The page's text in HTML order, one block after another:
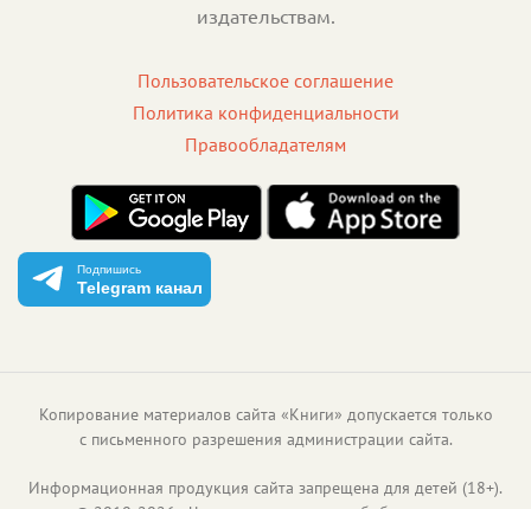
издательствам.
Пользовательское соглашение
Политика конфиденциальности
Правообладателям
Подпишись
Telegram канал
Копирование материалов сайта «Книги» допускается только
с письменного разрешения администрации сайта.
Информационная продукция сайта запрещена для детей (18+).